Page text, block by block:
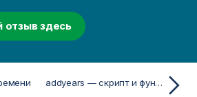
отзыв здесь
addyears — скрипт и функция диаграммы